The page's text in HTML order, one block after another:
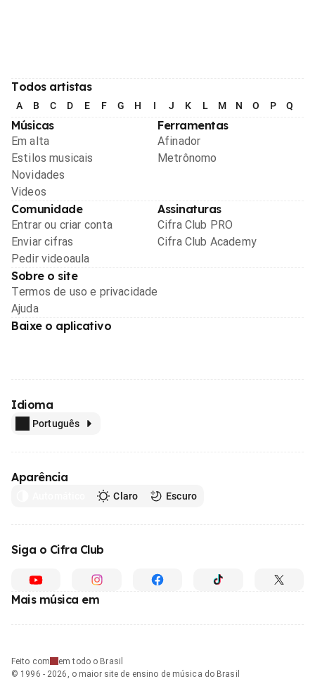
Todos artistas
A B C D E F G H I J K L M N O P Q
Músicas
Em alta
Estilos musicais
Novidades
Videos
Ferramentas
Afinador
Metrônomo
Comunidade
Entrar ou criar conta
Enviar cifras
Pedir videoaula
Assinaturas
Cifra Club PRO
Cifra Club Academy
Sobre o site
Termos de uso e privacidade
Ajuda
Baixe o aplicativo
Idioma
Português
Aparência
Claro Escuro
Siga o Cifra Club
Mais música em
Feito com
em todo o Brasil
© 1996 - 2026, o maior site de ensino de música do Brasil